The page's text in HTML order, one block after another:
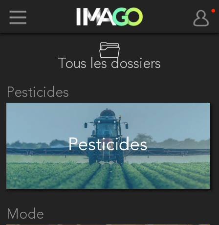
Tous les dossiers
Pesticides
Mode